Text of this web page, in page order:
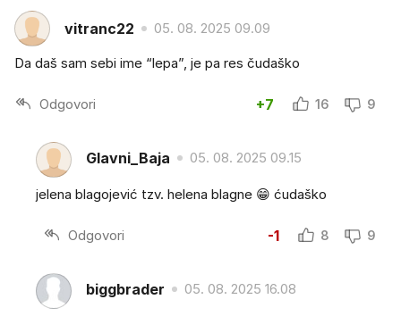
vitranc22 05. 08. 2025 09.09
Da daš sam sebi ime “lepa”, je pa res čudaško
Odgovori +7 16 9
Glavni_Baja 05. 08. 2025 09.15
jelena blagojević tzv. helena blagne 😁 ćudaško
Odgovori -1 8 9
biggbrader 05. 08. 2025 16.08